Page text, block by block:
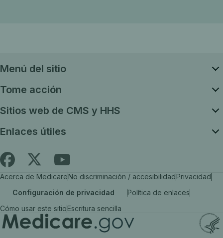
Menú del sitio
Tome acción
Sitios web de CMS y HHS
Enlaces útiles
Busque
Medicare.gov
en
Facebook
(el
Siga
es.Medicare.gov
en
X
(el
Busque
Medicare.gov
en
YouTube
(el
Acerca de MedicareNo discriminación / accesibilidadPrivacidad
Configuración de privacidad
Política de enlaces
Cómo usar este sitioEscritura sencilla